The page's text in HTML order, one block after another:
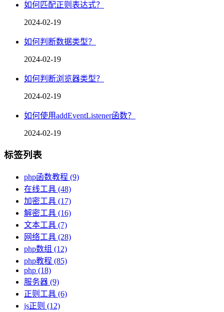
如何匹配正则表达式？
2024-02-19
如何判断数据类型？
2024-02-19
如何判断浏览器类型？
2024-02-19
如何使用addEventListener函数？
2024-02-19
标签列表
php函数教程 (9)
在线工具 (48)
加密工具 (17)
解密工具 (16)
文本工具 (7)
网络工具 (28)
php数组 (12)
php教程 (85)
php (18)
服务器 (9)
正则工具 (6)
js正则 (12)